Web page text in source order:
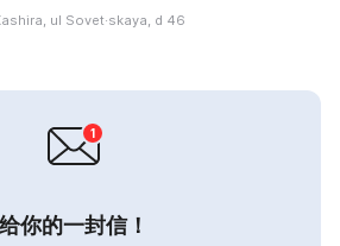
ul Sovet·skaya, d 46
给你的一封信！